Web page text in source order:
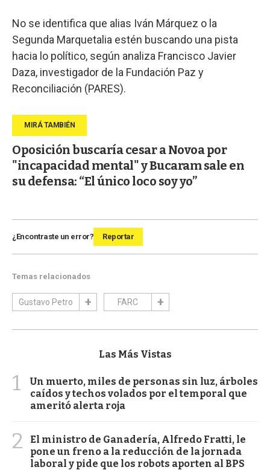
No se identifica que alias Iván Márquez o la
Segunda Marquetalia estén buscando una pista
hacia lo político, según analiza Francisco Javier
Daza, investigador de la Fundación Paz y
Reconciliación (PARES).
Oposición buscaría cesar a Novoa por
"incapacidad mental" y Bucaram sale en
su defensa: “El único loco soy yo”
¿Encontraste un error? Reportar
Temas relacionados
Gustavo Petro FARC
Las Más Vistas
1
Un muerto, miles de personas sin luz, árboles
caídos y techos volados por el temporal que
ameritó alerta roja
2
El ministro de Ganadería, Alfredo Fratti, le
pone un freno a la reducción de la jornada
laboral y pide que los robots aporten al BPS